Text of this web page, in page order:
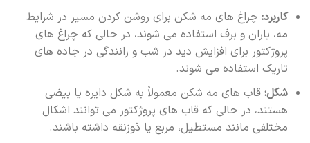
کاربرد: چراغ های مه شکن برای روشن کردن مسیر در شرایط
مه، باران و برف استفاده می شوند، در حالی که چراغ های
پروژکتور برای افزایش دید در شب و رانندگی در جاده های
تاریک استفاده می شوند.
شکل: قاب های مه شکن معمولاً به شکل دایره یا بیضی
هستند، در حالی که قاب های پروژکتور می توانند اشکال
مختلفی مانند مستطیل، مربع یا ذوزنقه داشته باشند.